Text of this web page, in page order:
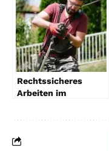
Rechtssicheres
Arbeiten im